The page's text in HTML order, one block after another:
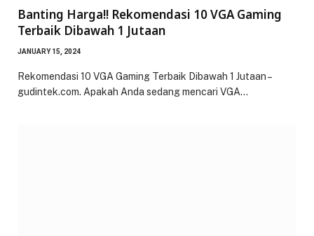
Banting Harga!! Rekomendasi 10 VGA Gaming
Terbaik Dibawah 1 Jutaan
JANUARY 15, 2024
Rekomendasi 10 VGA Gaming Terbaik Dibawah 1 Jutaan –
gudintek.com. Apakah Anda sedang mencari VGA…